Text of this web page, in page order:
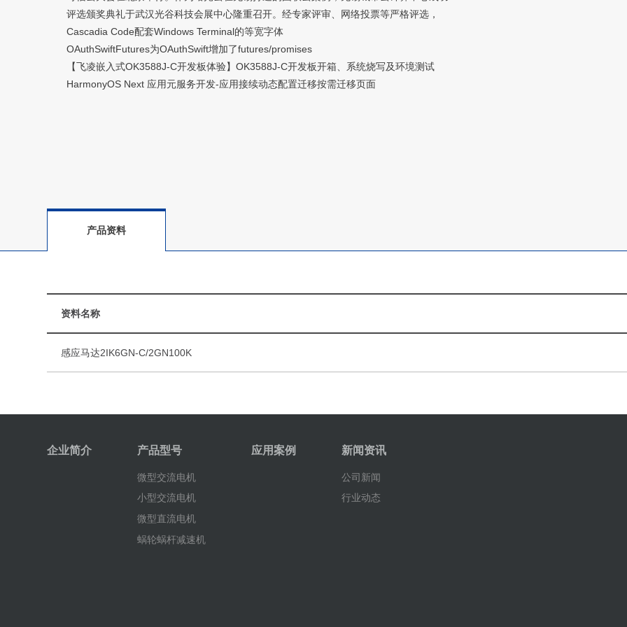
评选颁奖典礼于武汉光谷科技会展中心隆重召开。经专家评审、网络投票等严格评选，
Cascadia Code配套Windows Terminal的等宽字体
OAuthSwiftFutures为OAuthSwift增加了futures/promises
【飞凌嵌入式OK3588J-C开发板体验】OK3588J-C开发板开箱、系统烧写及环境测试
HarmonyOS Next 应用元服务开发-应用接续动态配置迁移按需迁移页面
产品资料
资料名称
感应马达2IK6GN-C/2GN100K
企业简介 产品型号
微型交流电机
小型交流电机
微型直流电机
蜗轮蜗杆减速机
应用案例 新闻资讯
公司新闻
行业动态